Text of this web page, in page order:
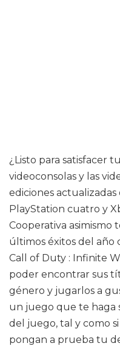
¿Listo para satisfacer
videoconsolas y las
ediciones actualizadas
PlayStation cuatro y
Cooperativa
últimos éxitos del año
Call of Duty : Infinite
poder encontrar sus
género y jugarlos a
un juego que te haga
del juego, tal y como
pongan a prueba tu